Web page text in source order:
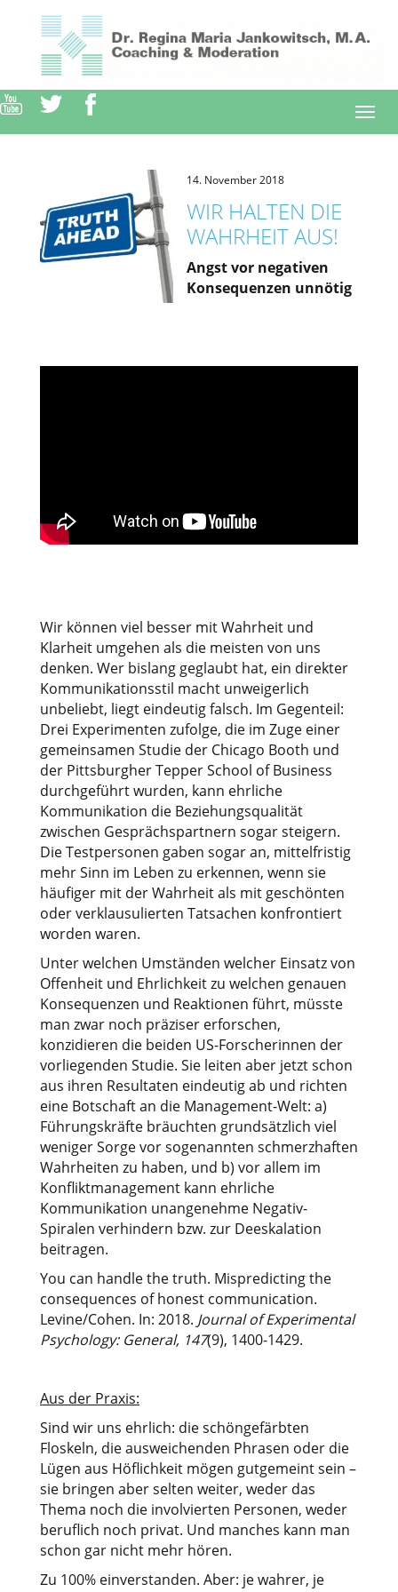
14. November 2018
WIR HALTEN DIE
WAHRHEIT AUS!
Angst vor negativen
Konsequenzen unnötig
Wir können viel besser mit Wahrheit und
Klarheit umgehen als die meisten von uns
denken. Wer bislang geglaubt hat, ein direkter
Kommunikationsstil macht unweigerlich
unbeliebt, liegt eindeutig falsch. Im Gegenteil:
Drei Experimenten zufolge, die im Zuge einer
gemeinsamen Studie der Chicago Booth und
der Pittsburgher Tepper School of Business
durchgeführt wurden, kann ehrliche
Kommunikation die Beziehungsqualität
zwischen Gesprächspartnern sogar steigern.
Die Testpersonen gaben sogar an, mittelfristig
mehr Sinn im Leben zu erkennen, wenn sie
häufiger mit der Wahrheit als mit geschönten
oder verklausulierten Tatsachen konfrontiert
worden waren.
Unter welchen Umständen welcher Einsatz von
Offenheit und Ehrlichkeit zu welchen genauen
Konsequenzen und Reaktionen führt, müsste
man zwar noch präziser erforschen,
konzidieren die beiden US-Forscherinnen der
vorliegenden Studie. Sie leiten aber jetzt schon
aus ihren Resultaten eindeutig ab und richten
eine Botschaft an die Management-Welt: a)
Führungskräfte bräuchten grundsätzlich viel
weniger Sorge vor sogenannten schmerzhaften
Wahrheiten zu haben, und b) vor allem im
Konfliktmanagement kann ehrliche
Kommunikation unangenehme Negativ-
Spiralen verhindern bzw. zur Deeskalation
beitragen.
You can handle the truth. Mispredicting the
consequences of honest communication.
Levine/Cohen. In: 2018. Journal of Experimental
Psychology: General, 147(9), 1400-1429.
Aus der Praxis:
Sind wir uns ehrlich: die schöngefärbten
Floskeln, die ausweichenden Phrasen oder die
Lügen aus Höflichkeit mögen gutgemeint sein –
sie bringen aber selten weiter, weder das
Thema noch die involvierten Personen, weder
beruflich noch privat. Und manches kann man
schon gar nicht mehr hören.
Zu 100% einverstanden. Aber: je wahrer, je